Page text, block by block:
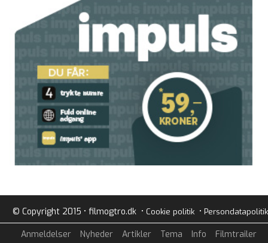
© Copyright 2015 • filmogtro.dk • Cookie politik• Persondatapolitik
Anmeldelser Nyheder Artikler Tema Info Filmtrailer